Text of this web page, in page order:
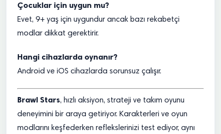
Çocuklar için uygun mu?
Evet, 9+ yaş için uygundur ancak bazı rekabetçi
modlar dikkat gerektirir.
Hangi cihazlarda oynanır?
Android ve iOS cihazlarda sorunsuz çalışır.
Brawl Stars, hızlı aksiyon, strateji ve takım oyunu
deneyimini bir araya getiriyor. Karakterleri ve oyun
modlarını keşfederken reflekslerinizi test ediyor, aynı